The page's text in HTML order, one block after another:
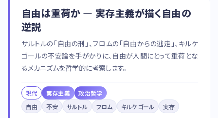
自由は重荷か — 実存主義が描く自由の
逆説
サルトルの「自由の刑」、フロムの「自由からの逃走」、キルケ
ゴールの不安論を手がかりに、自由が人間にとって重荷とな
るメカニズムを哲学的に考察します。
現代 実存主義
政治哲学
自由
不安 サルトル フロム キルケゴール 実存